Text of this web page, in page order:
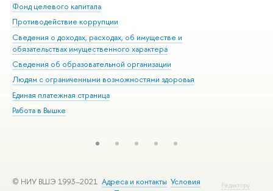
Фонд целевого капитала
Противодействие коррупции
Сведения о доходах, расходах, об имуществе и
обязательствах имущественного характера
Сведения об образовательной организации
Людям с ограниченными возможностями здоровья
Единая платежная страница
Работа в Вышке
Редактору
© НИУ ВШЭ 1993–2021 Адреса и контакты Условия